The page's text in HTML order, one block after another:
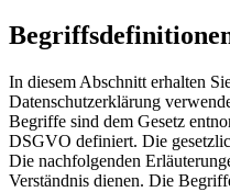
In diesem Abschnitt erhalten
Datenschutzerklärung
Begriffe sind dem Gesetz
DSGVO definiert. Die
Die nachfolgenden
Verständnis dienen. Die